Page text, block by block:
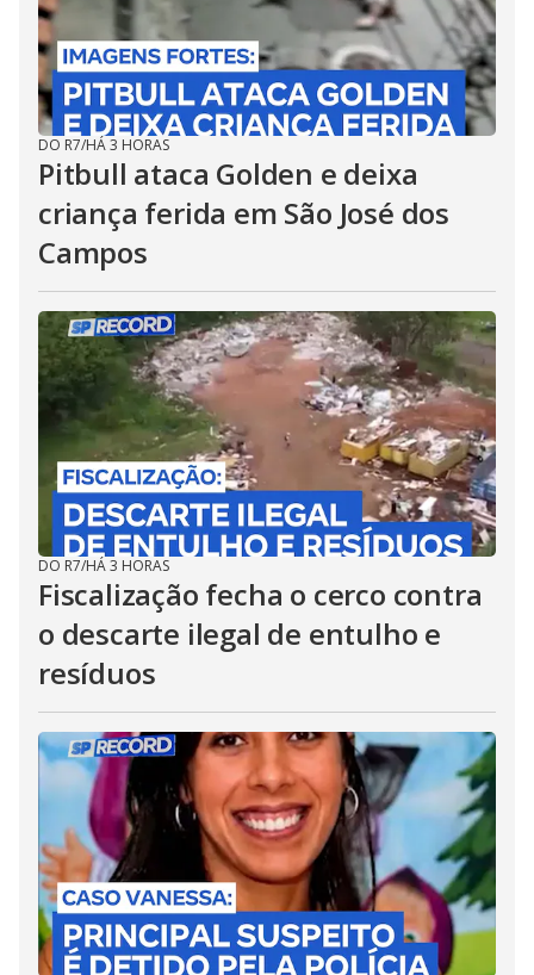
DO R7/HÁ 3 HORAS
Pitbull ataca Golden e deixa
criança ferida em São José dos
Campos
DO R7/HÁ 3 HORAS
Fiscalização fecha o cerco contra
o descarte ilegal de entulho e
resíduos